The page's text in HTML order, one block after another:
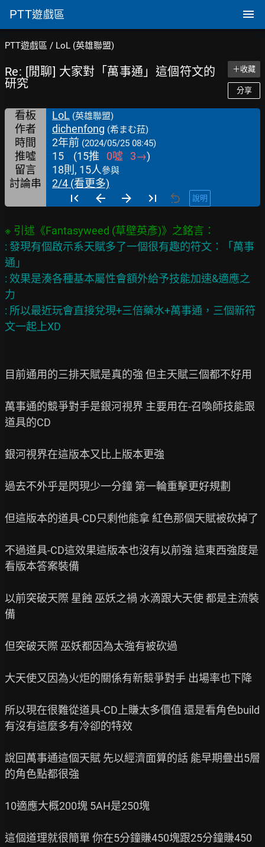
PTT遊戲區
PTT遊戲區 / LoL (英雄聯盟)
Re: [閒聊] 大家對「萬事通」這個符文的
研究
＋收藏
分享
看板 LoL (英雄聯盟)
作者 dichenfong (希まむ菈)
時間 2年前 (2024/05/25 08:45)
推噓 15 (15推 0噓 3→)
留言
18則, 15人參與
討論串 2/4 (看更多)
說明
: 發現有個啟示系天賦多了一個很有趣的符文：「萬事
通」
: 效果是湊各種基本屬性會額外給予技能加速&適應之
力
: 所以最近玩會直接兌現+三倍藥水+萬事通，三個新符
目前通用的三排天賦是真的強 但主天賦三個都不好用
萬事通的競爭對手是銀河視界 主要用在-召喚師技能跟
道具的CD
銀河視界在這版本又比上版本更強
過去不外乎是閃現少一分鐘 第一輪重擊更好規劃
但這版本的道具-CD只剩他能拿 紅色那個天賦被砍掉了
不過道具-CD這效果這版本也沒有以前強 這東西強度是
看版本答案裝備
以前突破天際 星蝕 巫妖之禍 水滴跟大天使 都是主流裝
備
但突破天際 巫妖都因為太強有被砍過
大天使又因為火炬的關係有新競爭對手 出場率也下降
所以現在很難從道具-CD上賺太多價值 還是看角色build
有沒有這麼多有冷卻的特效
說回萬事通這個天賦 先以經濟面算的話 能早期疊出5層
的角色點都很強
10適應大概200塊 5AH是250塊
這個道理就很簡單 你在5分鐘賺450塊跟25分鐘賺450